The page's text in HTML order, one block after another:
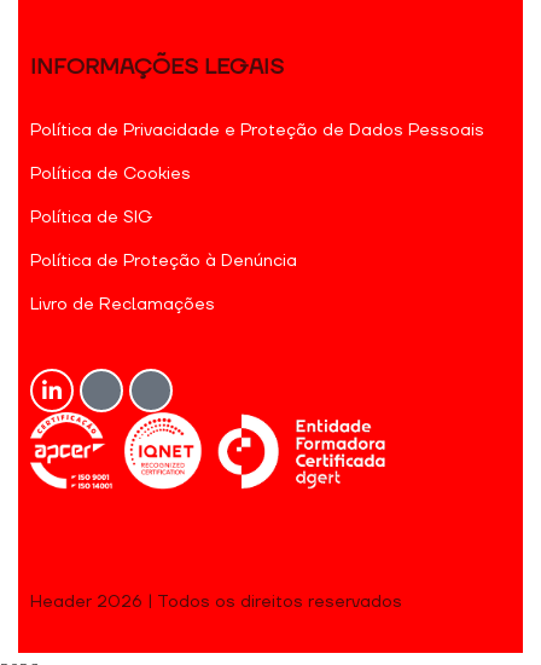
INFORMAÇÕES LEGAIS
Política de Privacidade e Proteção de Dados Pessoais
Política de Cookies
Política de SIG
Política de Proteção à Denúncia
Livro de Reclamações
Header 2026 | Todos os direitos reservados